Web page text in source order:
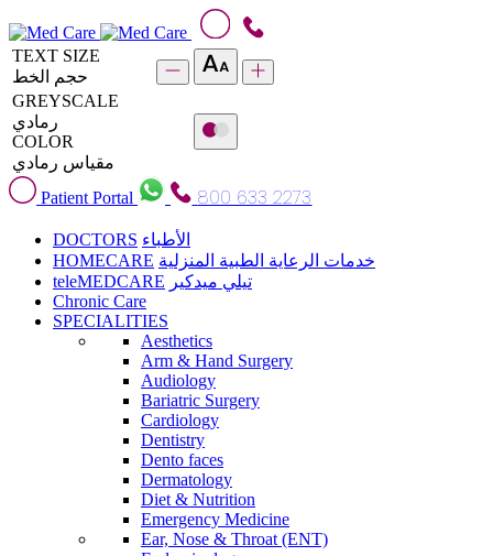
TEXT SIZE
حجم الخط
GREYSCALE
رمادي
COLOR
مقياس رمادي
Patient Portal
800 633 2273
DOCTORS الأطباء
HOMECARE خدمات الرعاية الطبية المنزلية
teleMEDCARE تيلي ميدكير
Chronic Care
SPECIALITIES
Aesthetics
Arm & Hand Surgery
Audiology
Bariatric Surgery
Cardiology
Dentistry
Dento faces
Dermatology
Diet & Nutrition
Emergency Medicine
Ear, Nose & Throat (ENT)